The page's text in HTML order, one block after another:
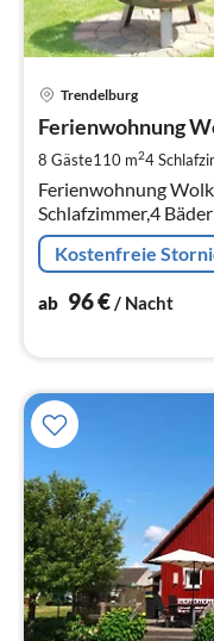
Trendelburg
Ferienwohnung
8 Gäste110 m24
Ferienwohnung
Schlafzimmer,4
Kostenfreie
ab 96€/ Nacht